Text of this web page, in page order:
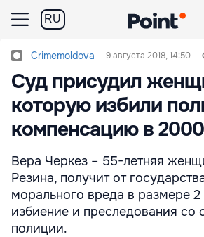
RU
Crimemoldova 9 августа 2018, 14:50
Суд присудил
которую избили
компенсацию в
Вера Черкез – 55-летняя
Резина, получит от
морального вреда в размере
избиение и преследования со
полиции.